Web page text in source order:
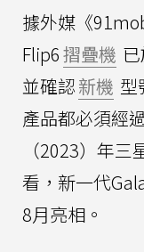
據外媒《
Flip6摺疊機
並確認新機 型
產品都必須經
（2023）年
看，新一代
8月亮相。